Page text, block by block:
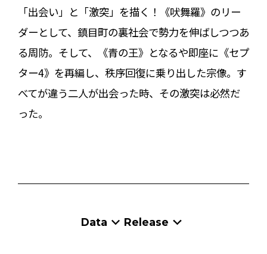
「出会い」と「激突」を描く！《吠舞羅》のリー
ダーとして、鎮目町の裏社会で勢力を伸ばしつつあ
る周防。そして、《青の王》となるや即座に《セプ
ター4》を再編し、秩序回復に乗り出した宗像。す
べてが違う二人が出会った時、その激突は必然だ
った――。
Data Release